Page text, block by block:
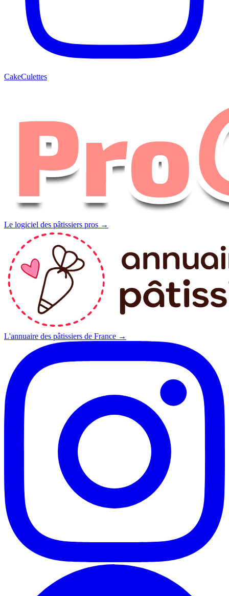
CakeCulettes
Le logiciel des pâtissiers pros →
L'annuaire des pâtissiers de France →